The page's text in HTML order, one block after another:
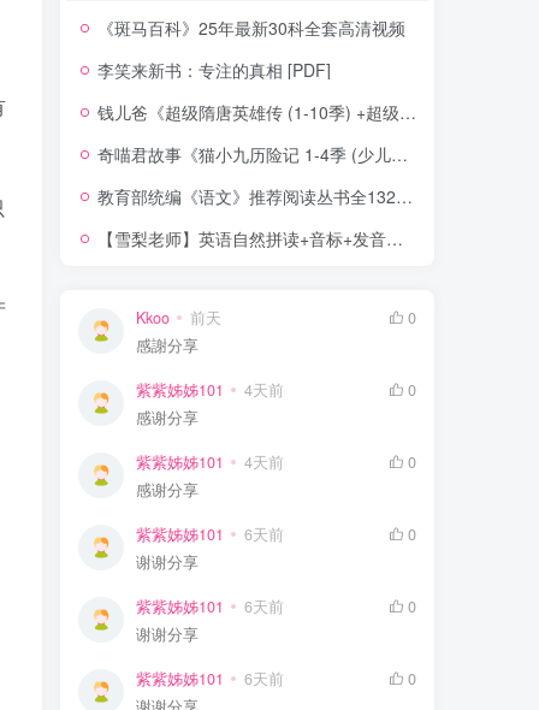
《斑马百科》25年最新30科全套高清视频
李笑来新书：专注的真相 [PDF]
钱儿爸《超级隋唐英雄传 (1-10季) +超级隋唐英雄后传 (1-4季）
奇喵君故事《猫小九历险记 1-4季 (少儿大型奇幻冒险之旅)
教育部统编《语文》推荐阅读丛书全132种143册
【雪梨老师】英语自然拼读+音标+发音规则（精品课三合一）
Kkoo 前天
0
感謝分享
紫紫姊姊101 4天前
0
感谢分享
紫紫姊姊101 4天前
0
感谢分享
紫紫姊姊101 6天前
0
谢谢分享
紫紫姊姊101 6天前
0
谢谢分享
紫紫姊姊101 6天前
0